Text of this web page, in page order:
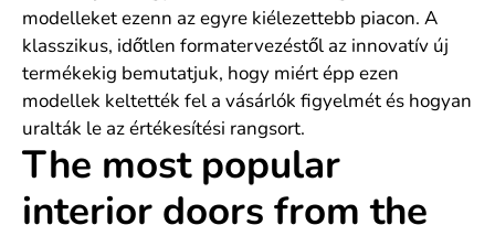
modelleket ezenn az egyre kiélezettebb piacon. A
klasszikus, időtlen formatervezéstől az innovatív új
termékekig bemutatjuk, hogy miért épp ezen
modellek keltették fel a vásárlók figyelmét és hogyan
uralták le az értékesítési rangsort.
The most popular
interior doors from the